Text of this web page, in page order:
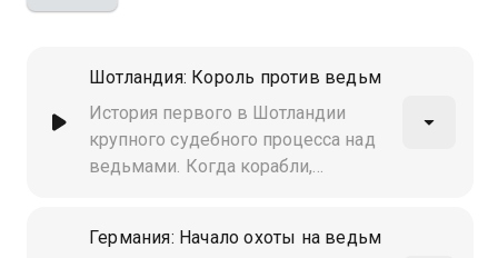
Шотландия: Король против ведьм
История первого в Шотландии
крупного судебного процесса над
ведьмами. Когда корабли,
попали в шторм, вину возложили
Германия: Начало охоты на ведьм